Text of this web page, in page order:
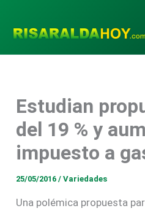
contenido
Estudian
del 19 % y
impuesto a
25/05/2016/Variedades
Una polémica propuesta